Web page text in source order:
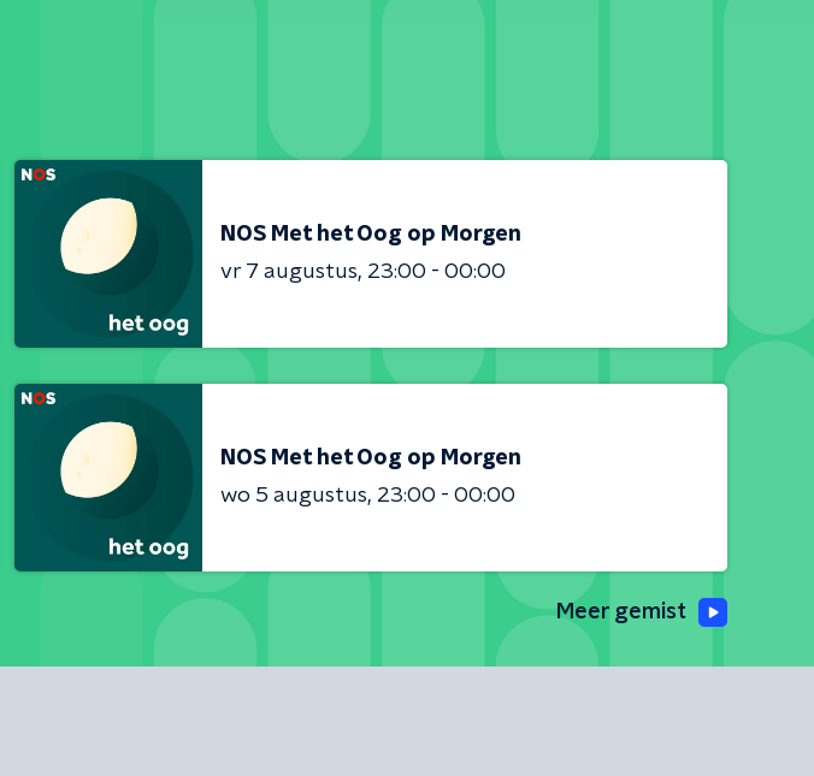
NOS Met het Oog op Morgen
vr 7 augustus 23:00 - 00:00
NOS Met het Oog op Morgen
wo 5 augustus 23:00 - 00:00
Meer gemist